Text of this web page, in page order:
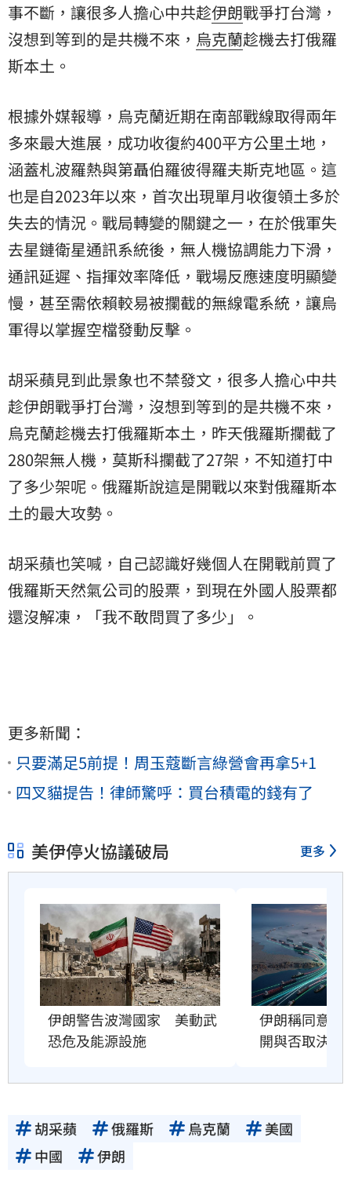
事不斷，讓很多人擔心中共趁伊朗戰爭打台灣，
沒想到等到的是共機不來， 烏克蘭趁機去打俄羅
斯本土。
根據外媒報導，烏克蘭近期在南部戰線取得兩年
多來最大進展，成功收復約400平方公里土地，
涵蓋札波羅熱與第聶伯羅彼得羅夫斯克地區。這
也是自2023年以來，首次出現單月收復領土多於
失去的情況。戰局轉變的關鍵之一，在於俄軍失
去星鏈衛星通訊系統後，無人機協調能力下滑，
通訊延遲、指揮效率降低，戰場反應速度明顯變
慢，甚至需依賴較易被攔截的無線電系統，讓烏
軍得以掌握空檔發動反擊。
胡采蘋見到此景象也不禁發文，很多人擔心中共
趁伊朗戰爭打台灣，沒想到等到的是共機不來，
烏克蘭趁機去打俄羅斯本土，昨天俄羅斯攔截了
280架無人機，莫斯科攔截了27架，不知道打中
了多少架呢。俄羅斯說這是開戰以來對俄羅斯本
土的最大攻勢。
胡采蘋也笑喊，自己認識好幾個人在開戰前買了
俄羅斯天然氣公司的股票，到現在外國人股票都
還沒解凍，「我不敢問買了多少」。
更多新聞：
只要滿足5前提！周玉蔻斷言綠營會再拿5+1
四叉貓提告！律師驚呼：買台積電的錢有了
美伊停火協議破局 更多
伊朗警告波灣國家　美動武
恐危及能源設施
伊朗稱同意荷
開與否取決美
胡采蘋 俄羅斯 烏克蘭
美國
中國
伊朗